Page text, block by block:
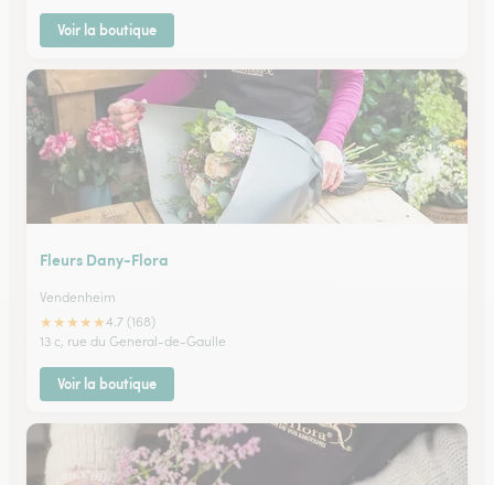
Voir la boutique
Fleurs Dany-Flora
Vendenheim
★★★★★4.7 (168)
13 c, rue du General-de-Gaulle
Voir la boutique